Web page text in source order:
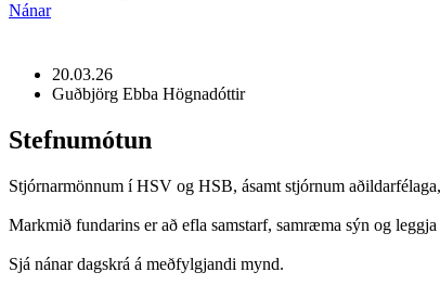
Nánar
20.03.26
Guðbjörg Ebba Högnadóttir
Stefnumótun
Stjórnarmönnum í HSV og HSB, ásamt stjórnum
Markmið fundarins er að efla samstarf, samræma sýn og
Sjá nánar dagskrá á meðfylgjandi mynd.